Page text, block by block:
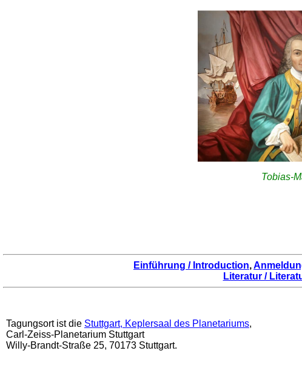
Tobias-
Einführung / Introduction,
Literatur /
Tagungsort ist die Stuttgart, Keplersaal des Planetariums,
Carl-Zeiss-Planetarium Stuttgart
Willy-Brandt-Straße 25, 70173 Stuttgart.